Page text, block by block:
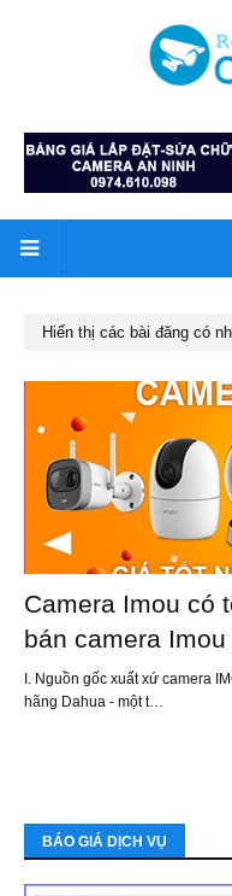
Hiển thị các bài đăng có
Camera Imou có
bán camera
I. Nguồn gốc xuất xứ camera
hãng Dahua - một t…
BÁO GIÁ DỊCH VỤ